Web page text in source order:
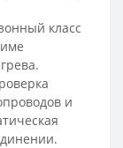
класс
и